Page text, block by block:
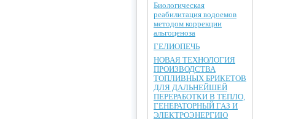
Биологическая
реабилитация водоемов
методом коррекции
альгоценоза
ГЕЛИОПЕЧЬ
НОВАЯ ТЕХНОЛОГИЯ
ПРОИЗВОДСТВА
ТОПЛИВНЫХ БРИКЕТОВ
ДЛЯ ДАЛЬНЕЙШЕЙ
ПЕРЕРАБОТКИ В ТЕПЛО,
ГЕНЕРАТОРНЫЙ ГАЗ И
ЭЛЕКТРОЭНЕРГИЮ